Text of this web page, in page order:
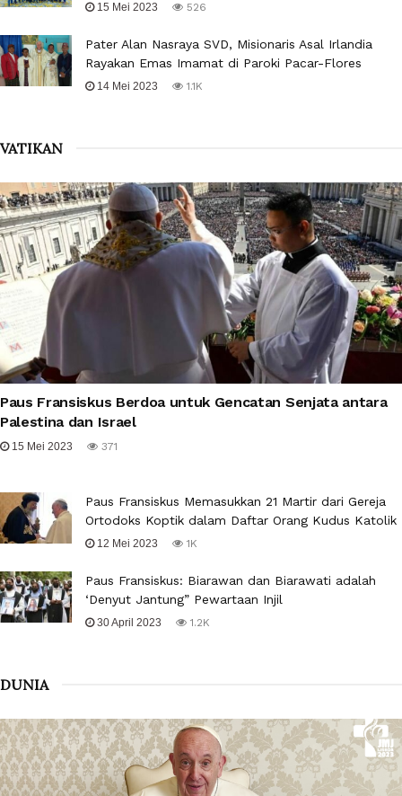
15 Mei 2023 526
Pater Alan Nasraya SVD, Misionaris Asal Irlandia
Rayakan Emas Imamat di Paroki Pacar-Flores
14 Mei 2023 1.1K
VATIKAN
Paus Fransiskus Berdoa untuk Gencatan Senjata antara
Palestina dan Israel
15 Mei 2023 371
Paus Fransiskus Memasukkan 21 Martir dari Gereja
Ortodoks Koptik dalam Daftar Orang Kudus Katolik
12 Mei 2023 1K
Paus Fransiskus: Biarawan dan Biarawati adalah
‘Denyut Jantung” Pewartaan Injil
30 April 2023 1.2K
DUNIA